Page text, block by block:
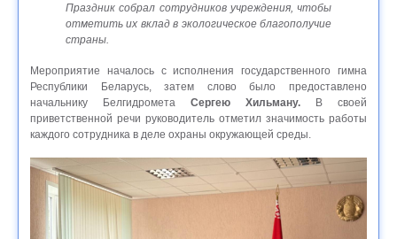
Праздник собрал сотрудников учреждения, чтобы
отметить их вклад в экологическое благополучие
страны.
Мероприятие началось с исполнения государственного гимна
Республики Беларусь, затем слово было предоставлено
начальнику Белгидромета Сергею Хильману. В своей
приветственной речи руководитель отметил значимость работы
каждого сотрудника в деле охраны окружающей среды.